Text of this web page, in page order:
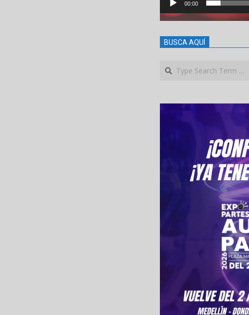
00:00
BUSCA AQUÍ
Search